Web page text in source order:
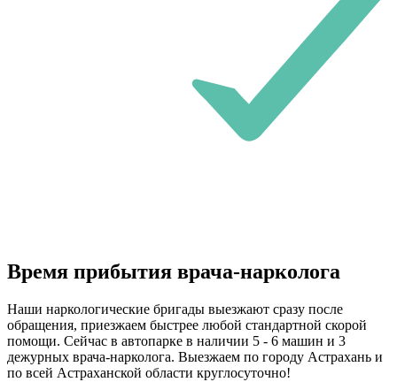
Время прибытия врача-нарколога
Наши наркологические бригады выезжают сразу после
обращения, приезжаем быстрее любой стандартной скорой
помощи. Сейчас в автопарке в наличии 5 - 6 машин и 3
дежурных врача-нарколога. Выезжаем по городу Астрахань и
по всей Астраханской области круглосуточно!